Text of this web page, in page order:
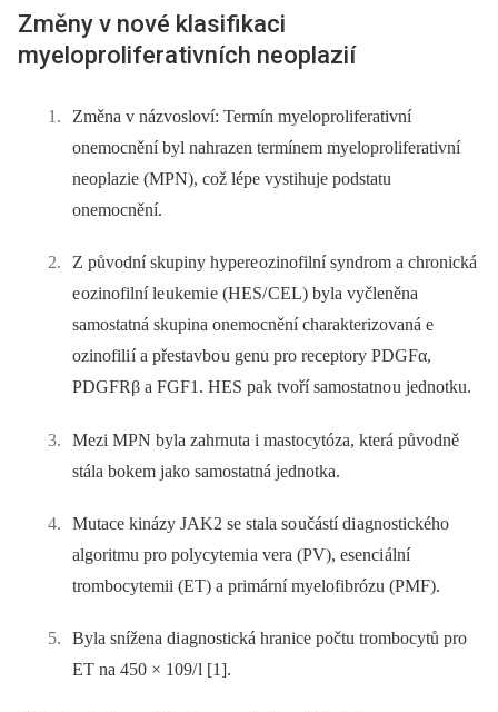
Změny v nové klasifikaci
myeloproliferativních neoplazií
Změna v názvosloví: Termín myeloproliferativní
onemocnění byl nahrazen termínem myeloproliferativní
neoplazie (MPN), což lépe vystihuje podstatu
onemocnění.
Z původní skupiny hypere ozinofilní syndrom a chronická
e ozinofilní le ukemi e (HES/ CEL) byla vyčleněna
samostatná skupina onemocnění charakterizovaná e
ozinofili í a přestavbo u genu pro receptory PDGFα,
PDGFRβ a FGF1. HES pak tvoří samostatno u jednotku.
Mezi MPN byla zahrnuta i mastocytóza, která původně
stála bokem jako samostatná jednotka.
Mutace kinázy JAK2 se stala so učástí di agnostického
algoritmu pro polycytemi a vera (PV), esenci ální
trombocytemii (ET) a primární myelofibrózu (PMF).
Byla snížena di agnostická hranice počtu trombocytů pro
ET na 450 × 109/ l [1].